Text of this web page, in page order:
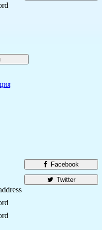
Facebook
Twitter